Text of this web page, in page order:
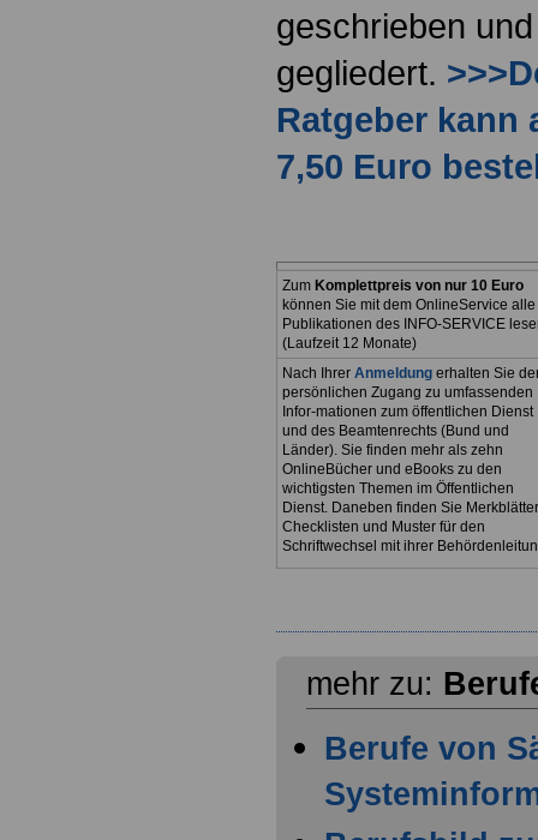
geschrieben
gegliedert.
Ratgeber kann
7,50 Euro
Zum Komplettpreis von nur 10 Euro
können Sie mit dem OnlineService alle
Publikationen des INFO-SERVICE
(Laufzeit 12 Monate)
Nach Ihrer Anmeldung erhalten Sie
persönlichen Zugang zu umfassenden
Infor-mationen zum öffentlichen Dienst
und des Beamtenrechts (Bund und
Länder). Sie finden mehr als zehn
OnlineBücher und eBooks zu den
wichtigsten Themen im Öffentlichen
Dienst. Daneben finden Sie
Checklisten und Muster für den
Schriftwechsel mit ihrer
mehr zu:
Berufe von